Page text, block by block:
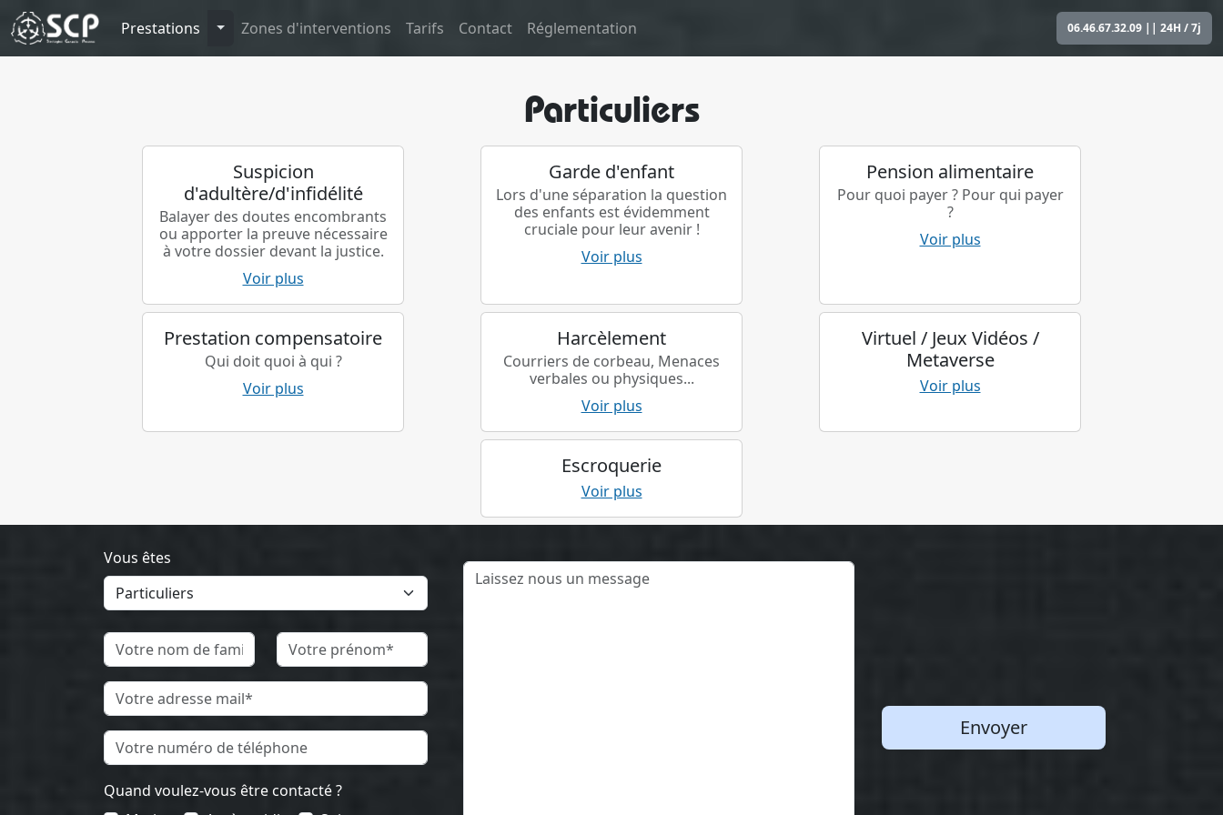
Prestations Toggle Dropdown
Zones d'interventions Tarifs Contact Réglementation 06.46.67.32.09 || 24H / 7j
Particuliers
Suspicion
d'adultère/d'infidélité
Balayer des doutes encombrants
ou apporter la preuve nécessaire
à votre dossier devant la justice.
Voir plus
Garde d'enfant
Lors d'une séparation la question
des enfants est évidemment
cruciale pour leur avenir !
Voir plus
Pension alimentaire
Pour quoi payer ? Pour qui payer
?
Voir plus
Prestation compensatoire
Qui doit quoi à qui ?
Voir plus
Harcèlement
Courriers de corbeau, Menaces
verbales ou physiques...
Voir plus
Virtuel / Jeux Vidéos /
Metaverse
Voir plus
Escroquerie
Voir plus
Vous êtes
Quand voulez-vous être contacté ?
Envoyer